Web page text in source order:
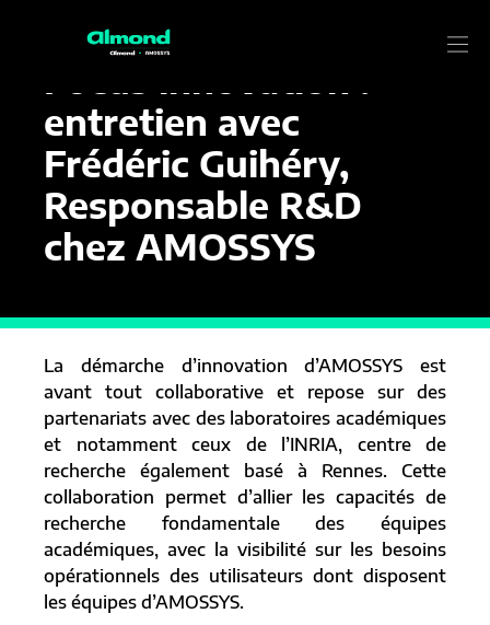
5 JUILLET 2018
Actualité
entretien avec
Frédéric Guihéry,
Responsable R&D
chez AMOSSYS
La démarche d’innovation d’AMOSSYS est
avant tout collaborative et repose sur des
partenariats avec des laboratoires académiques
et notamment ceux de l’INRIA, centre de
recherche également basé à Rennes. Cette
collaboration permet d’allier les capacités de
recherche fondamentale des équipes
académiques, avec la visibilité sur les besoins
opérationnels des utilisateurs dont disposent
les équipes d’AMOSSYS.